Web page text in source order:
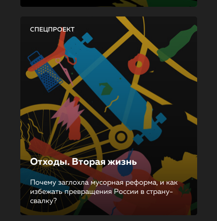
СПЕЦПРОЕКТ
Отходы. Вторая жизнь
Почему заглохла мусорная реформа, и как
избежать превращения России в страну-
свалку?